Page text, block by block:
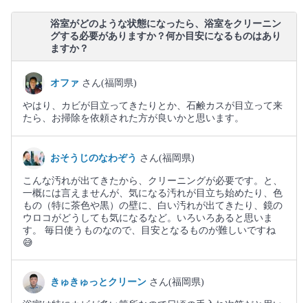
浴室がどのような状態になったら、浴室をクリーニン
グする必要がありますか？何か目安になるものはあり
ますか？
オファ さん(福岡県)
やはり、カビが目立ってきたりとか、石鹸カスが目立って来
たら、お掃除を依頼された方が良いかと思います。
おそうじのなわぞう さん(福岡県)
こんな汚れが出てきたから、クリーニングが必要です。と、
一概には言えませんが、気になる汚れが目立ち始めたり、色
もの（特に茶色や黒）の壁に、白い汚れが出てきたり、鏡の
ウロコがどうしても気になるなど。いろいろあると思いま
す。 毎日使うものなので、目安となるものが難しいですね
😅
きゅきゅっとクリーン さん(福岡県)